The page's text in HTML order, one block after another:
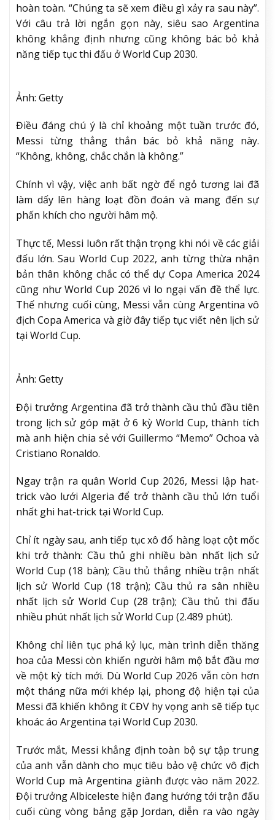
hoàn toàn. “Chúng ta sẽ xem điều gì xảy ra sau này”.
Với câu trả lời ngắn gọn này, siêu sao Argentina
không khẳng định nhưng cũng không bác bỏ khả
năng tiếp tục thi đấu ở World Cup 2030.
Ảnh: Getty
Điều đáng chú ý là chỉ khoảng một tuần trước đó,
Messi từng thẳng thắn bác bỏ khả năng này.
“Không, không, chắc chắn là không.”
Chính vì vậy, việc anh bất ngờ để ngỏ tương lai đã
làm dấy lên hàng loạt đồn đoán và mang đến sự
phấn khích cho người hâm mộ.
Thực tế, Messi luôn rất thận trọng khi nói về các giải
đấu lớn. Sau World Cup 2022, anh từng thừa nhận
bản thân không chắc có thể dự Copa America 2024
cũng như World Cup 2026 vì lo ngại vấn đề thể lực.
Thế nhưng cuối cùng, Messi vẫn cùng Argentina vô
địch Copa America và giờ đây tiếp tục viết nên lịch sử
tại World Cup.
Ảnh: Getty
Đội trưởng Argentina đã trở thành cầu thủ đầu tiên
trong lịch sử góp mặt ở 6 kỳ World Cup, thành tích
mà anh hiện chia sẻ với Guillermo “Memo” Ochoa và
Cristiano Ronaldo.
Ngay trận ra quân World Cup 2026, Messi lập hat-
trick vào lưới Algeria để trở thành cầu thủ lớn tuổi
nhất ghi hat-trick tại World Cup.
Chỉ ít ngày sau, anh tiếp tục xô đổ hàng loạt cột mốc
khi trở thành: Cầu thủ ghi nhiều bàn nhất lịch sử
World Cup (18 bàn); Cầu thủ thắng nhiều trận nhất
lịch sử World Cup (18 trận); Cầu thủ ra sân nhiều
nhất lịch sử World Cup (28 trận); Cầu thủ thi đấu
nhiều phút nhất lịch sử World Cup (2.489 phút).
Không chỉ liên tục phá kỷ lục, màn trình diễn thăng
hoa của Messi còn khiến người hâm mộ bắt đầu mơ
về một kỳ tích mới. Dù World Cup 2026 vẫn còn hơn
một tháng nữa mới khép lại, phong độ hiện tại của
Messi đã khiến không ít CĐV hy vọng anh sẽ tiếp tục
khoác áo Argentina tại World Cup 2030.
Trước mắt, Messi khẳng định toàn bộ sự tập trung
của anh vẫn dành cho mục tiêu bảo vệ chức vô địch
World Cup mà Argentina giành được vào năm 2022.
Đội trưởng Albiceleste hiện đang hướng tới trận đấu
cuối cùng vòng bảng gặp Jordan, diễn ra vào ngày